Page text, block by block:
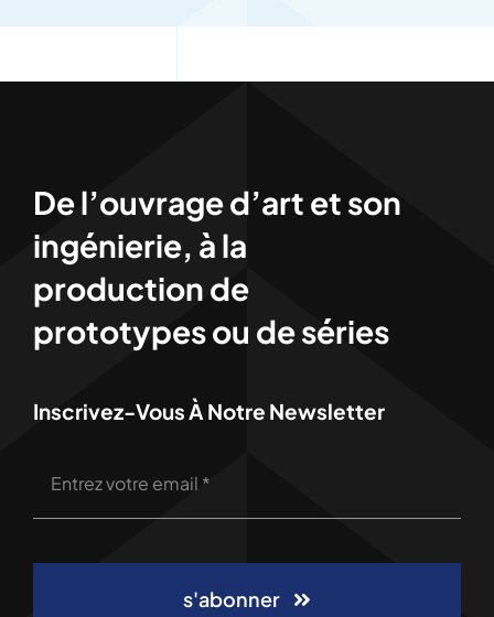
De l’ouvrage d’art et son
ingénierie, à la
production de
prototypes ou de séries
Inscrivez-Vous À Notre Newsletter
s'abonner